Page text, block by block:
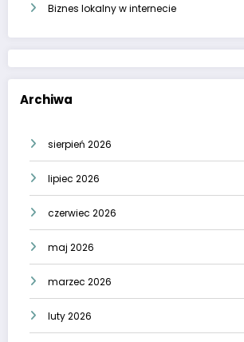
Biznes lokalny w internecie
Archiwa
sierpień 2026
lipiec 2026
czerwiec 2026
maj 2026
marzec 2026
luty 2026